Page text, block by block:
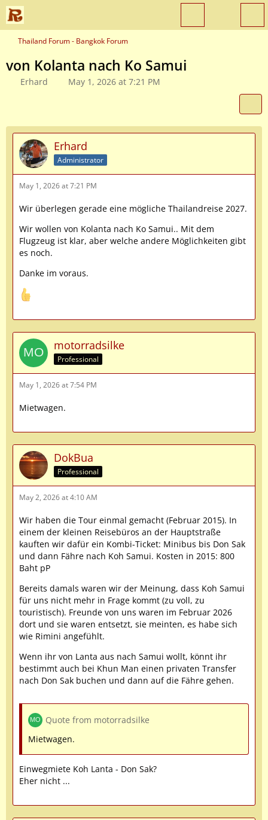
Thailand Forum - Bangkok Forum
von Kolanta nach Ko Samui
Erhard May 1, 2026 at 7:21 PM
Erhard
Administrator
May 1, 2026 at 7:21 PM
Wir überlegen gerade eine mögliche Thailandreise 2027.
Wir wollen von Kolanta nach Ko Samui.. Mit dem
Flugzeug ist klar, aber welche andere Möglichkeiten gibt
es noch.
Danke im voraus.
motorradsilke
Professional
May 1, 2026 at 7:54 PM
Mietwagen.
DokBua
Professional
May 2, 2026 at 4:10 AM
Wir haben die Tour einmal gemacht (Februar 2015). In
einem der kleinen Reisebüros an der Hauptstraße
kauften wir dafür ein Kombi-Ticket: Minibus bis Don Sak
und dann Fähre nach Koh Samui. Kosten in 2015: 800
Baht pP
Bereits damals waren wir der Meinung, dass Koh Samui
für uns nicht mehr in Frage kommt (zu voll, zu
touristisch). Freunde von uns waren im Februar 2026
dort und sie waren entsetzt, sie meinten, es habe sich
wie Rimini angefühlt.
Wenn ihr von Lanta aus nach Samui wollt, könnt ihr
bestimmt auch bei Khun Man einen privaten Transfer
nach Don Sak buchen und dann auf die Fähre gehen.
Quote from motorradsilke
Mietwagen.
Einwegmiete Koh Lanta - Don Sak?
Eher nicht ...